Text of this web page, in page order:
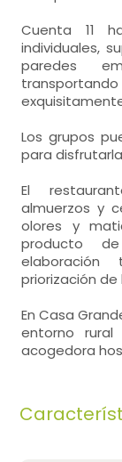
Cuenta 11
individuales,
paredes
Los grupos
para
El
almuerzos y
olores y
producto
priorización
En Casa
entorno
acogedora